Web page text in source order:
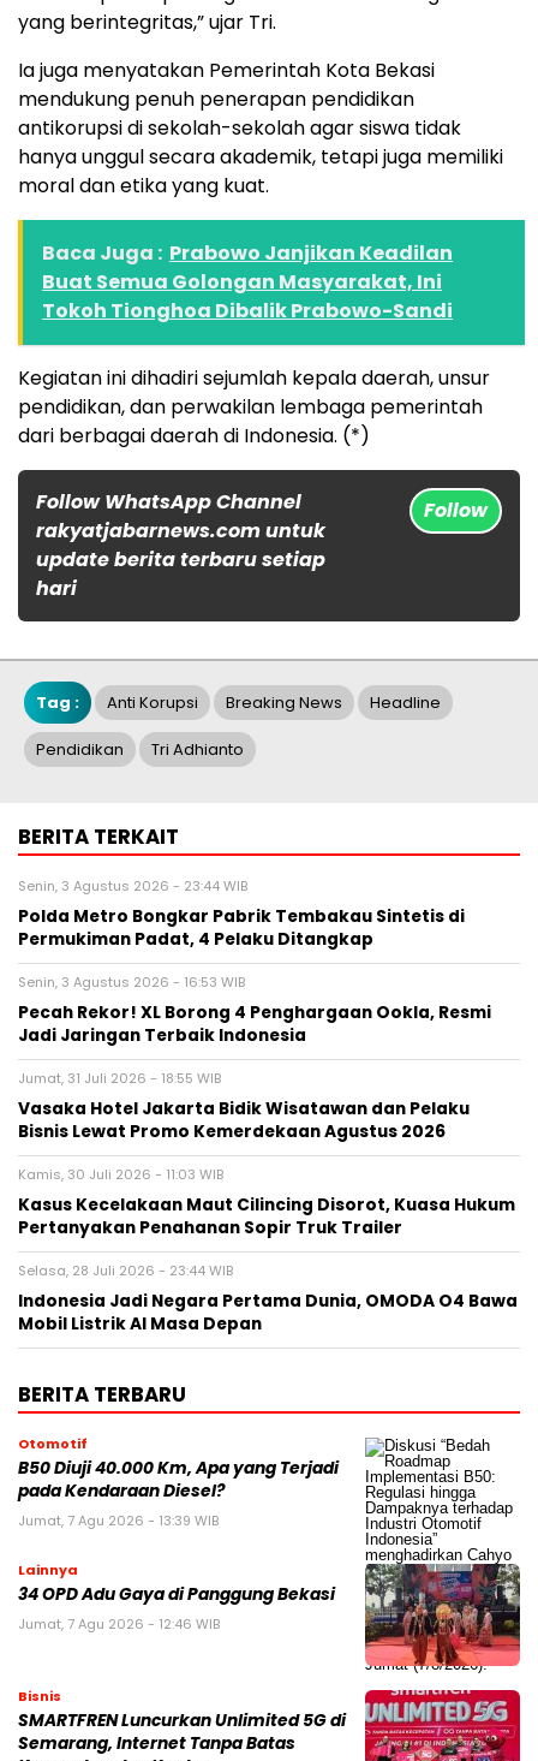
yang berintegritas,” ujar Tri.
Ia juga menyatakan Pemerintah Kota Bekasi
mendukung penuh penerapan pendidikan
antikorupsi di sekolah-sekolah agar siswa tidak
hanya unggul secara akademik, tetapi juga memiliki
moral dan etika yang kuat.
Baca Juga : Prabowo Janjikan Keadilan
Buat Semua Golongan Masyarakat, Ini
Tokoh Tionghoa Dibalik Prabowo-Sandi
Kegiatan ini dihadiri sejumlah kepala daerah, unsur
pendidikan, dan perwakilan lembaga pemerintah
dari berbagai daerah di Indonesia. (*)
Follow WhatsApp Channel
rakyatjabarnews.com untuk
update berita terbaru setiap
hari
Follow
Tag : Anti Korupsi Breaking News Headline
Pendidikan Tri Adhianto
BERITA TERKAIT
Senin, 3 Agustus 2026 - 23:44 WIB
Polda Metro Bongkar Pabrik Tembakau Sintetis di
Permukiman Padat, 4 Pelaku Ditangkap
Senin, 3 Agustus 2026 - 16:53 WIB
Pecah Rekor! XL Borong 4 Penghargaan Ookla, Resmi
Jadi Jaringan Terbaik Indonesia
Jumat, 31 Juli 2026 - 18:55 WIB
Vasaka Hotel Jakarta Bidik Wisatawan dan Pelaku
Bisnis Lewat Promo Kemerdekaan Agustus 2026
Kamis, 30 Juli 2026 - 11:03 WIB
Kasus Kecelakaan Maut Cilincing Disorot, Kuasa Hukum
Pertanyakan Penahanan Sopir Truk Trailer
Selasa, 28 Juli 2026 - 23:44 WIB
Indonesia Jadi Negara Pertama Dunia, OMODA O4 Bawa
Mobil Listrik AI Masa Depan
BERITA TERBARU
Otomotif
B50 Diuji 40.000 Km, Apa yang Terjadi
pada Kendaraan Diesel?
Jumat, 7 Agu 2026 - 13:39 WIB
Lainnya
34 OPD Adu Gaya di Panggung Bekasi
Jumat, 7 Agu 2026 - 12:46 WIB
Bisnis
SMARTFREN Luncurkan Unlimited 5G di
Semarang, Internet Tanpa Batas